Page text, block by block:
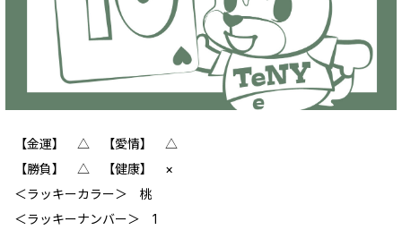
【金運】 △ 【愛情】 △
【勝負】 △ 【健康】 ‪×
＜ラッキーカラー＞ 桃
＜ラッキーナンバー＞ 1